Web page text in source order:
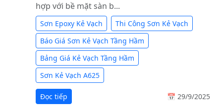
hợp với bề mặt sàn b...
Sơn Epoxy Kẻ Vạch
Thi Công Sơn Kẻ Vạch
Báo Giá Sơn Kẻ Vạch Tầng Hầm
Bảng Giá Kẻ Vạch Tầng Hầm
Sơn Kẻ Vạch A625
Đọc tiếp 📅 29/9/2025